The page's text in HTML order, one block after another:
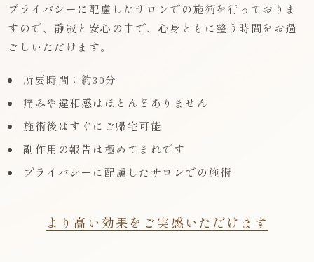
プライバシーに配慮したサロンでの施術を行っておりま
すので、静寂と安心の中で、心身ともに整う時間をお過
ごしいただけます。
所要時間：約30分
痛みや違和感はほとんどありません
施術後はすぐにご帰宅可能
副作用の報告は極めてまれです
プライバシーに配慮したサロンでの施術
より高い効果をご実感いただけます